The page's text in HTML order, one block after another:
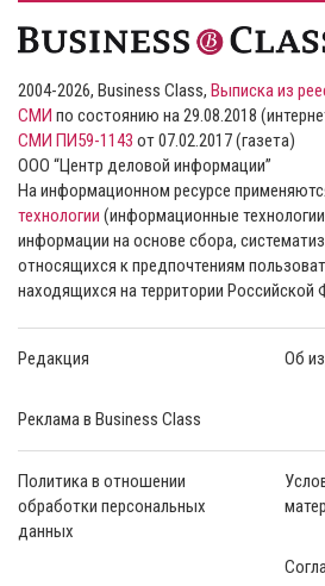
2004-2026, Business Class, Выписка из
СМИ по состоянию на 29.08.2018
СМИ ПИ59-1143 от 07.02.2017 (газета)
ООО “Центр деловой информации”
На информационном ресурсе
технологии (информационные
информации на основе сбора,
относящихся к предпочтениям
находящихся на территории Российской
Редакция Об
Реклама в Business Class
Политика в отношении
обработки персональных
данных